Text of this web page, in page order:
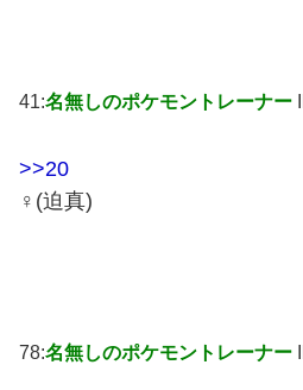
41:名無しのポケモントレーナー
>>20
♀(迫真)
78:名無しのポケモントレーナー